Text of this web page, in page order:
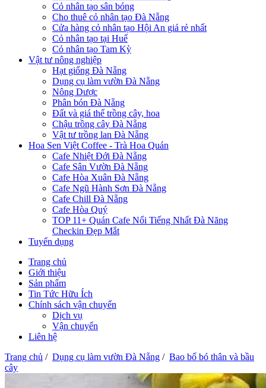
Cỏ nhân tạo sân bóng
Cho thuê cỏ nhân tạo Đà Nẵng
Cửa hàng cỏ nhân tạo Hội An giá rẻ nhất
Cỏ nhân tạo tại Huế
Cỏ nhân tạo Tam Kỳ
Vật tư nông nghiệp
Hạt giống Đà Nẵng
Dụng cụ làm vườn Đà Nẵng
Nông Dược
Phân bón Đà Nẵng
Đất và giá thể trồng cây, hoa
Chậu trồng cây Đà Nẵng
Vật tư trồng lan Đà Nẵng
Hoa Sen Việt Coffee - Trà Hoa Quán
Cafe Nhiệt Đới Đà Nẵng
Cafe Sân Vườn Đà Nẵng
Cafe Hòa Xuân Đà Nẵng
Cafe Ngũ Hành Sơn Đà Nẵng
Cafe Chill Đà Nẵng
Cafe Hòa Quý
TOP 11+ Quán Cafe Nổi Tiếng Nhất Đà Năng
Checkin Đẹp Mắt
Tuyển dụng
Trang chủ
Giới thiệu
Sản phẩm
Tin Tức Hữu Ích
Chính sách vận chuyển
Dịch vụ
Vận chuyển
Liên hệ
Trang chủ / Dụng cụ làm vườn Đà Nẵng / Bao bố bó thân và bầu
cây